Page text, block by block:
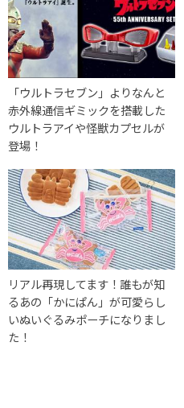
「ウルトラセブン」よりなんと
赤外線通信ギミックを搭載した
ウルトラアイや怪獣カプセルが
登場！
リアル再現してます！誰もが知
るあの「かにぱん」が可愛らし
いぬいぐるみポーチになりまし
た！